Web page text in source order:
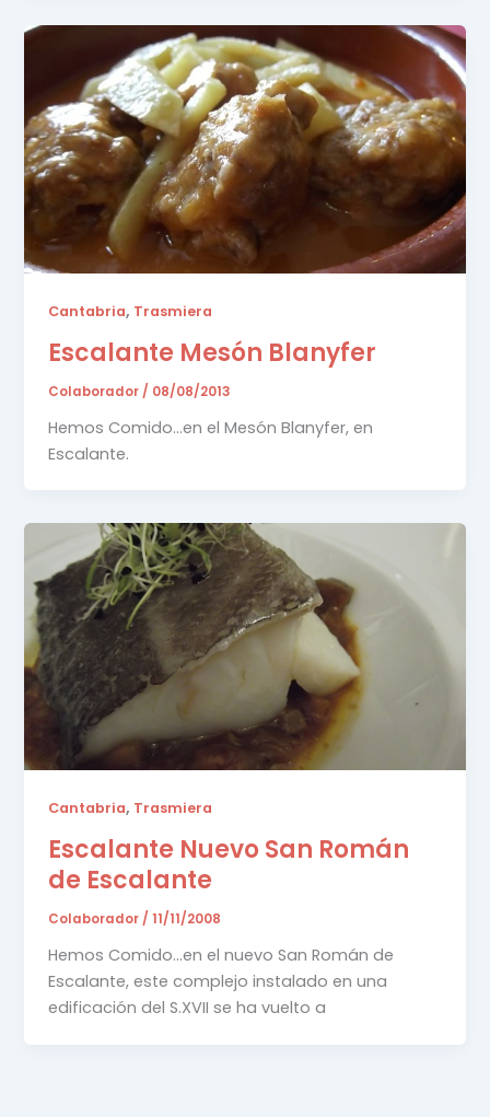
Cantabria, Trasmiera
Escalante Mesón Blanyfer
Colaborador / 08/08/2013
Hemos Comido…en el Mesón Blanyfer, en
Escalante.
Cantabria, Trasmiera
Escalante Nuevo San Román
de Escalante
Colaborador /11/11/2008
Hemos Comido…en el nuevo San Román de
Escalante, este complejo instalado en una
edificación del S.XVII se ha vuelto a